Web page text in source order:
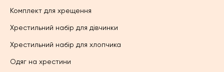
Комплект для хрещення
Хрестильний набір для дівчинки
Хрестильний набір для хлопчика
Одяг на хрестини